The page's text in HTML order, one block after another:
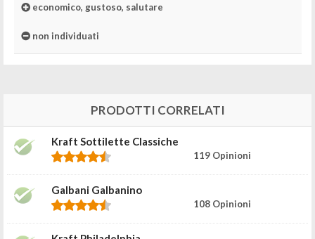
economico, gustoso, salutare
non individuati
PRODOTTI CORRELATI
Kraft Sottilette Classiche
119 Opinioni
Galbani Galbanino
108 Opinioni